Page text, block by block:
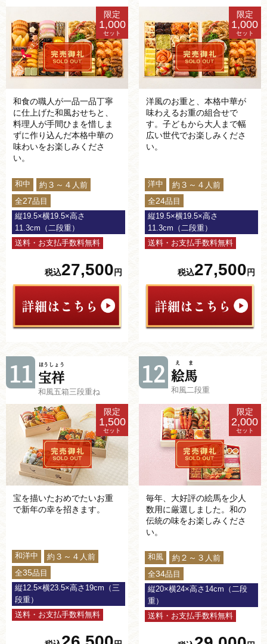
限定
1,000
セット
和食の職人が一品一品丁寧
に仕上げた和風おせちと、
料理人が手間ひまを惜しま
ずに作り込んだ本格中華の
味わいをお楽しみくださ
い。
和中 約 ３～４ 人前
全27品目
縦19.5×横19.5×高さ
11.3cm（二段重）
送料・お支払手数料無料
税込27,500 円
限定
1,000
セット
洋風のお重と、本格中華が
味わえるお重の組合せで
す。子どもから大人まで幅
広い世代でお楽しみくださ
い。
洋中 約 ３～４ 人前
全24品目
縦19.5×横19.5×高さ
11.3cm（二段重）
送料・お支払手数料無料
税込27,500 円
11 宝祥
ほうしょう
和風五箱三段重ね
限定
1,500
セット
宝を描いたおめでたいお重
で新年の幸を招きます。
和洋中 約 ３～４ 人前
全35品目
縦12.5×横23.5×高さ19cm（三
段重）
送料・お支払手数料無料
12 絵馬
えま
和風二段重
限定
2,000
セット
毎年、大好評の絵馬を少人
数用に厳選しました。和の
伝統の味をお楽しみくださ
い。
和風 約 ２～３ 人前
全34品目
縦20×横24×高さ14cm（二段
重）
送料・お支払手数料無料